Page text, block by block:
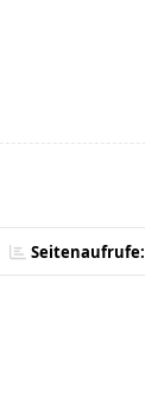
Seitenaufrufe: